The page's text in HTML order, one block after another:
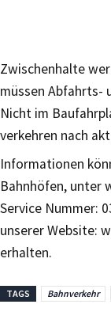
Zwischenhalte
müssen Abfahrts-
Nicht im
verkehren nach
Informationen
Bahnhöfen, unter
Service Nummer:
unserer Website:
erhalten.
TAGS Bahnverkehr